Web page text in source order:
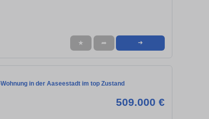
★ ➦ ➜
in der Aaseestadt im top Zustand
509.000 €